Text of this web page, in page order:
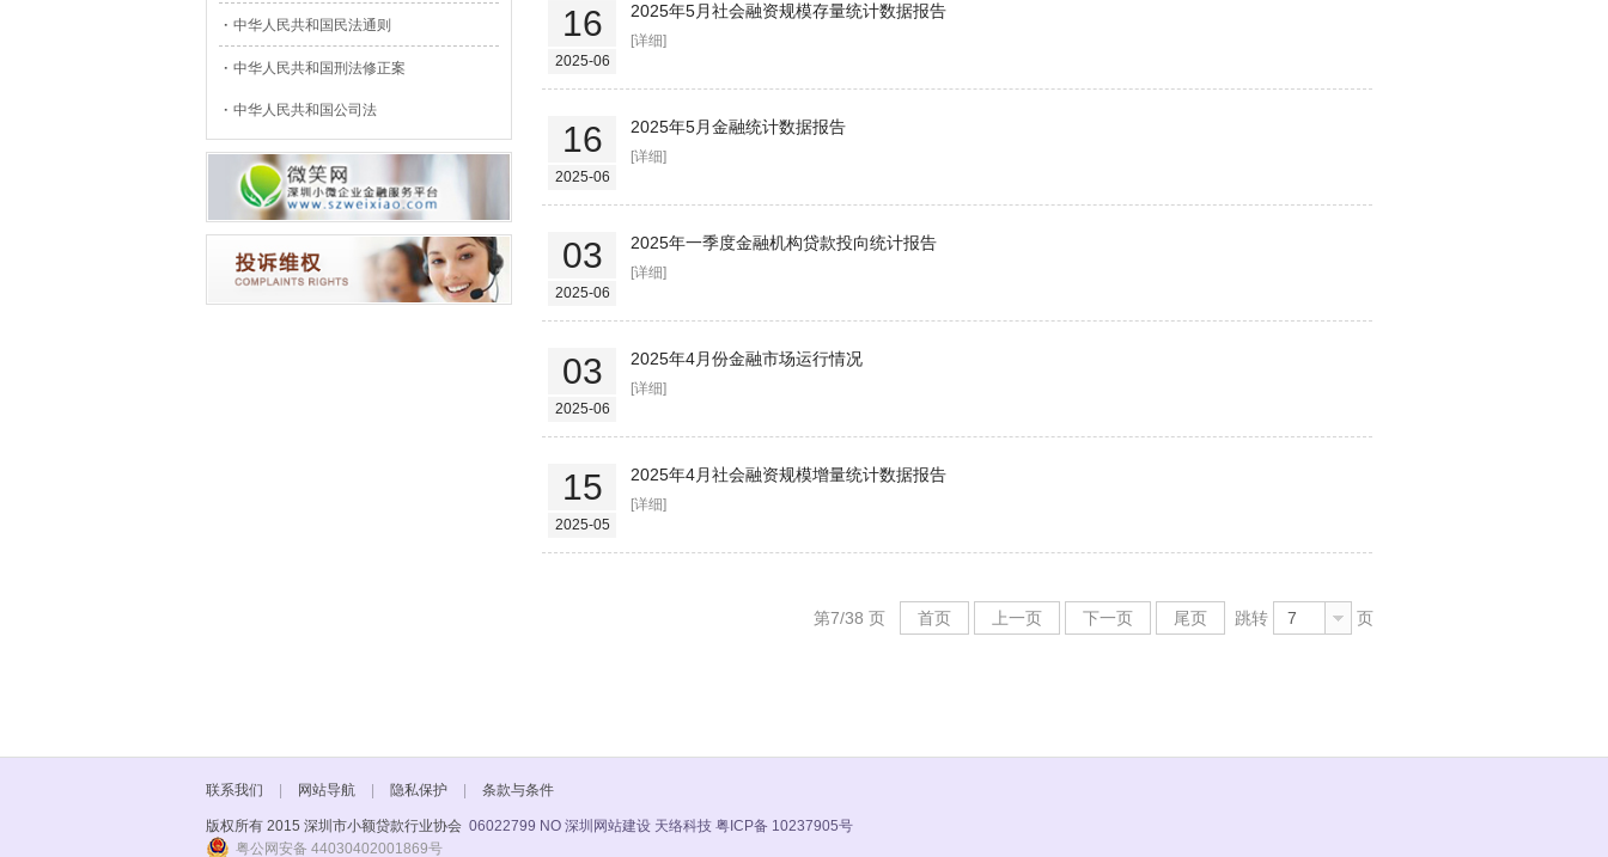
中华人民共和国民法通则
中华人民共和国刑法修正案
中华人民共和国公司法
16
2025-06
2025年5月社会融资规模存量统计数据报告
[详细]
16
2025-06
2025年5月金融统计数据报告
[详细]
03
2025-06
2025年一季度金融机构贷款投向统计报告
[详细]
03
2025-06
2025年4月份金融市场运行情况
[详细]
15
2025-05
2025年4月社会融资规模增量统计数据报告
[详细]
第7/38 页 首页 上一页 下一页 尾页 跳转 7 页
联系我们 网站导航 隐私保护 条款与条件
版权所有 2015 深圳市小额贷款行业协会 06022799 NO 深圳网站建设 天络科技 粤ICP备 10237905号
粤公网安备 44030402001869号